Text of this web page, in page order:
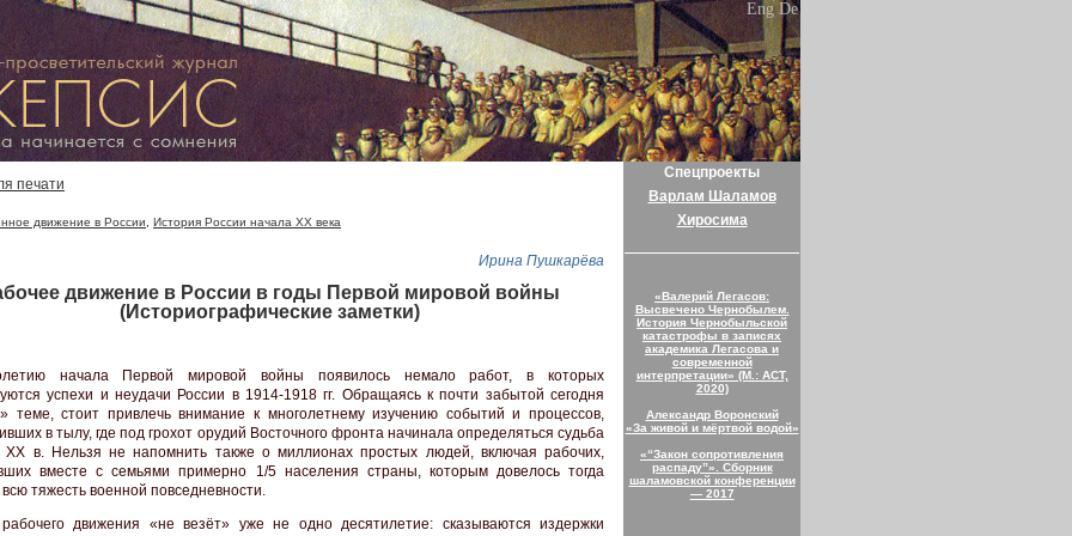
Eng De
печати
движение в России История России начала XX века
Ирина Пушкарёва
движение в России в годы Первой мировой войны
(Историографические заметки)
начала Первой мировой войны появилось немало работ, в которых
успехи и неудачи России в 1914-1918 гг. Обращаясь к почти забытой сегодня
теме, стоит привлечь внимание к многолетнему изучению событий и процессов,
в тылу, где под грохот орудий Восточного фронта начинала определяться судьба
XX в. Нельзя не напомнить также о миллионах простых людей, включая рабочих,
вместе с семьями примерно 1/5 населения страны, которым довелось тогда
тяжесть военной повседневности.
движения «не везёт» уже не одно десятилетие: сказываются издержки
Спецпроекты
Варлам Шаламов
Хиросима
«Валерий Легасов:
Высвечено Чернобылем.
История Чернобыльской
катастрофы в записях
академика Легасова и
современной
интерпретации» (М.: АСТ,
2020)
Александр Воронский
«За живой и мёртвой водой»
«“Закон сопротивления
распаду”». Сборник
шаламовской конференции
— 2017